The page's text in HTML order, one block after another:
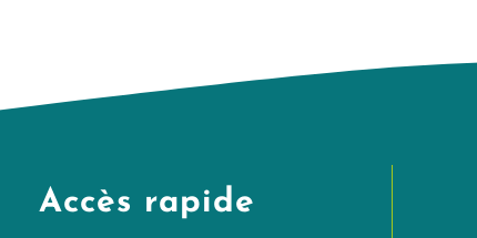
Accès rapide